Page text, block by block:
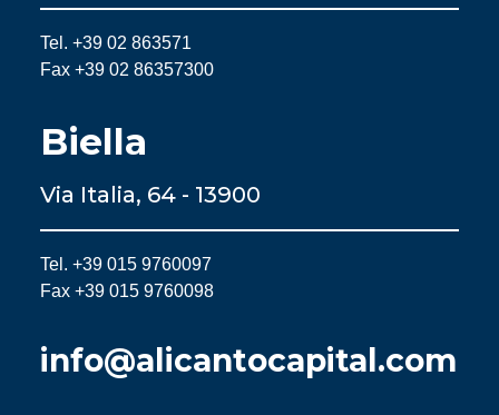
Tel. +39 02 863571
Fax +39 02 86357300
Biella
Via Italia, 64 - 13900
Tel. +39 015 9760097
Fax +39 015 9760098
info@alicantocapital.com